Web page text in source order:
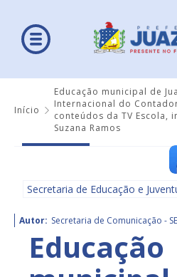
Início
Educação municipal de
Internacional do
conteúdos da TV Escola,
Suzana Ramos
Secretaria de Educação e
Autor: Secretaria de Comunicação -
Educação